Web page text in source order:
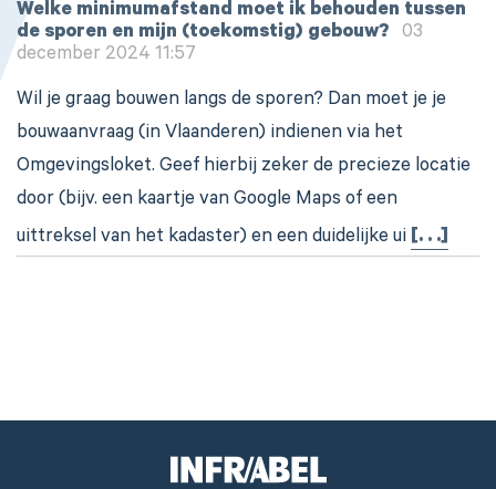
Welke minimumafstand moet ik behouden tussen
de sporen en mijn (toekomstig) gebouw?
03
december 2024 11:57
Wil je graag bouwen langs de sporen? Dan moet je je
bouwaanvraag (in Vlaanderen) indienen via het
Omgevingsloket. Geef hierbij zeker de precieze locatie
door (bijv. een kaartje van Google Maps of een
uittreksel van het kadaster) en een duidelijke ui [. . .]